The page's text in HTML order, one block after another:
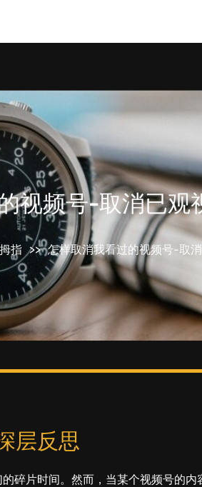
视频号-取消已观
指 >> 怎样取消我看过的视频号-取
层反思
碎片时间。然而，当某个视频号的内